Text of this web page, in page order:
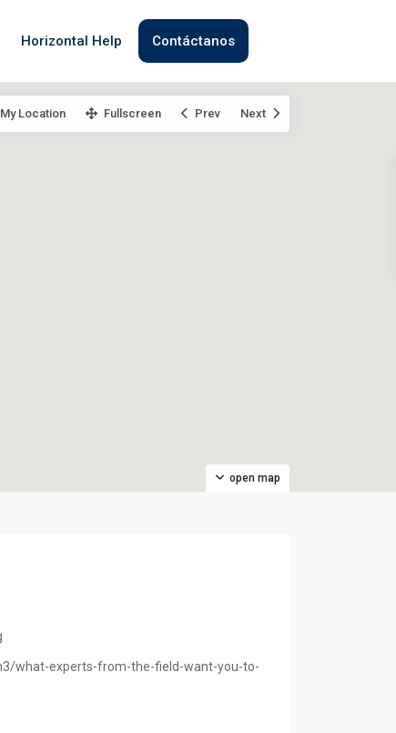
Horizontal Help Contáctanos
open map
My Location Fullscreen Prev Next
what-experts-from-the-field-want-you-to-